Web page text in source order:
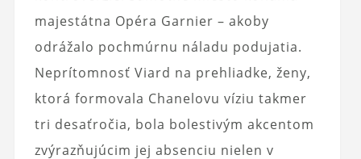
majestátna Opéra Garnier – akoby
odrážalo pochmúrnu náladu podujatia.
Neprítomnosť Viard na prehliadke, ženy,
ktorá formovala Chanelovu víziu takmer
tri desaťročia, bola bolestivým akcentom
zvýrazňujúcim jej absenciu nielen v